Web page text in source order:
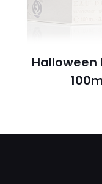
Halloween